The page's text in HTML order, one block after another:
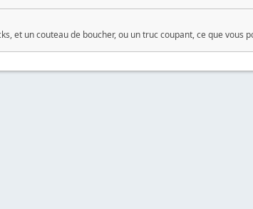
et un couteau de boucher, ou un truc coupant, ce que vous